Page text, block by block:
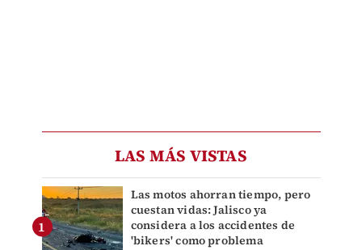
LAS MÁS VISTAS
Las motos ahorran tiempo, pero
cuestan vidas: Jalisco ya
considera a los accidentes de
'bikers' como problema